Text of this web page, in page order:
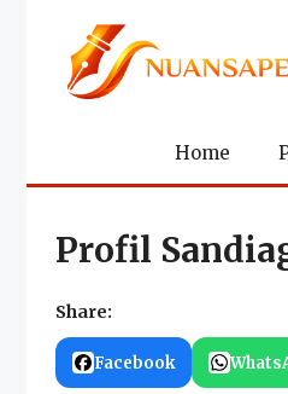
Home
Profil
Share:
Facebook